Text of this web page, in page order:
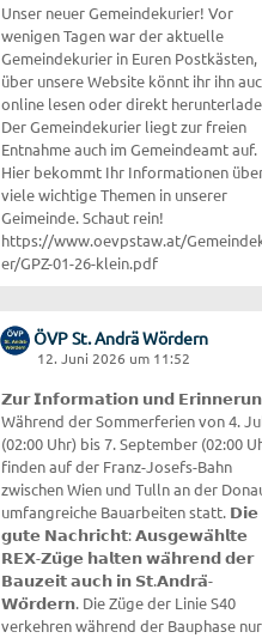
Unser neuer Gemeindekurier! Vor
wenigen Tagen war der aktuelle
Gemeindekurier in Euren Postkästen,
über unsere Website könnt ihr ihn
online lesen oder direkt
Der Gemeindekurier liegt zur freien
Entnahme auch im Gemeindeamt auf.
Hier bekommt Ihr Informationen
viele wichtige Themen in unserer
Geimeinde. Schaut rein!
https://www.oevpstaw.at/
er/GPZ-01-26-klein.pdf
ÖVP St. Andrä Wördern
12. Juni 2026 um 11:52
𝗭𝘂𝗿 𝗜𝗻𝗳𝗼𝗿𝗺𝗮𝘁𝗶𝗼𝗻 𝘂𝗻𝗱
Während der Sommerferien von 4.
(02:00 Uhr) bis 7. September (02:00
finden auf der Franz-Josefs-Bahn
zwischen Wien und Tulln an der
umfangreiche Bauarbeiten statt. 𝗗𝗶𝗲
𝗴𝘂𝘁𝗲 𝗡𝗮𝗰𝗵𝗿𝗶𝗰𝗵𝘁: 𝗔𝘂𝘀𝗴𝗲𝘄𝗮̈𝗵𝗹𝘁𝗲
𝗥𝗘𝗫-𝗭𝘂̈𝗴𝗲 𝗵𝗮𝗹𝘁𝗲𝗻 𝘄𝗮̈𝗵𝗿𝗲𝗻𝗱 𝗱𝗲𝗿
𝗕𝗮𝘂𝘇𝗲𝗶𝘁 𝗮𝘂𝗰𝗵 𝗶𝗻 𝗦𝘁.𝗔𝗻𝗱𝗿𝗮̈-
𝗪𝗼̈𝗿𝗱𝗲𝗿𝗻. Die Züge der Linie S40
verkehren während der Bauphase nur